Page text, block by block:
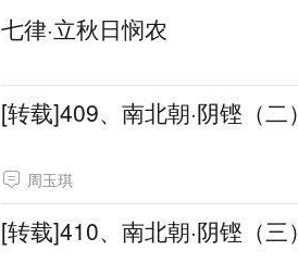
七律·立秋日悯农
[转载]409、南北朝·阴铿（二）
周玉琪
[转载]410、南北朝·阴铿（三）